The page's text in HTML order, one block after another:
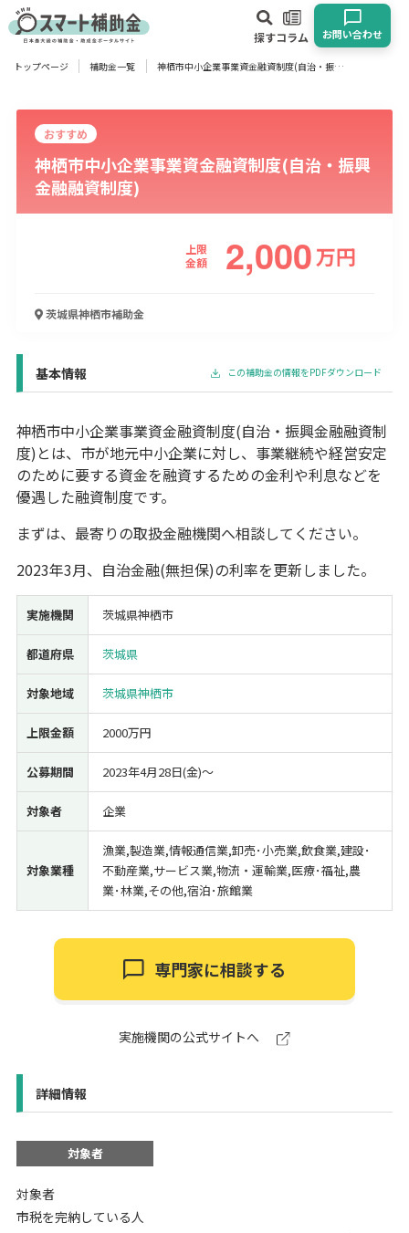
探すコラム お問い合わせ
対象
企業 団体 個人 その他
エリア
建設･不動産業
サービス業
経営改善・経営強化 販路拡大 海外展開 設備投資
IT導入
人材採用・雇用
人材育成・福利厚生
特許・知的財産
起業・創業
事業承継 災害・被災者支援
コロナ関連
受付中のみ
トップページ 補助金一覧 神栖市中小企業事業資金融資制度(自治・振興金融融資制度)
おすすめ
神栖市中小企業事業資金融資制度(自治・振興
金融融資制度)
上限
金額
2,000万円
茨城県神栖市補助金
基本情報 この補助金の情報をPDFダウンロード
神栖市中小企業事業資金融資制度(自治・振興金融融資制
度)とは、市が地元中小企業に対し、事業継続や経営安定
のために要する資金を融資するための金利や利息などを
優遇した融資制度です。
まずは、最寄りの取扱金融機関へ相談してください。
2023年3月、自治金融(無担保)の利率を更新しました。
実施機関 茨城県神栖市
都道府県 茨城県
対象地域 茨城県神栖市
上限金額 2000万円
公募期間 2023年4月28日(金)〜
対象者 企業
対象業種
漁業,製造業,情報通信業,卸売･小売業,飲食業,建設･
不動産業,サービス業,物流・運輸業,医療･福祉,農
業･林業,その他,宿泊･旅館業
専門家に相談する
実施機関の公式サイトへ
詳細情報
対象者
対象者
市税を完納している人